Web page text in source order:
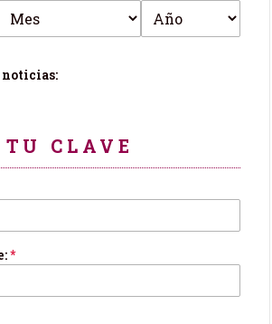
TU CLAVE
*